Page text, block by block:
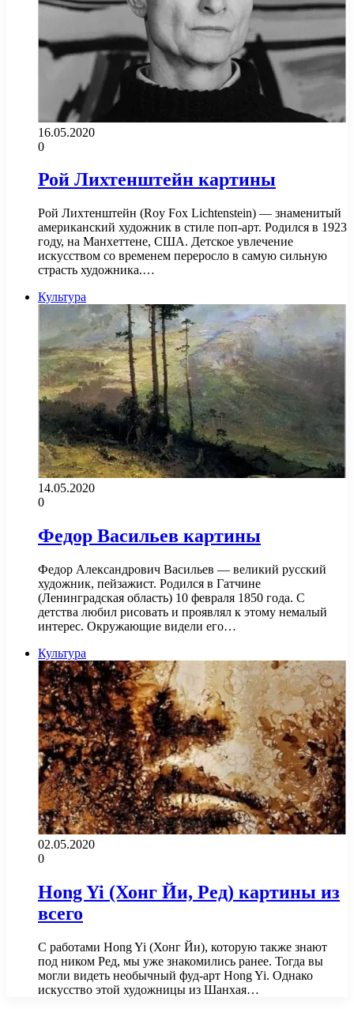
16.05.2020
0
Рой Лихтенштейн картины
Рой Лихтенштейн (Roy Fox Lichtenstein) — знаменитый
американский художник в стиле поп-арт. Родился в 1923
году, на Манхеттене, США. Детское увлечение
искусством со временем переросло в самую сильную
страсть художника.…
Культура
14.05.2020
0
Федор Васильев картины
Федор Александрович Васильев — великий русский
художник, пейзажист. Родился в Гатчине
(Ленинградская область) 10 февраля 1850 года. С
детства любил рисовать и проявлял к этому немалый
интерес. Окружающие видели его…
Культура
02.05.2020
0
Hong Yi (Хонг Йи, Ред) картины из
всего
С работами Hong Yi (Хонг Йи), которую также знают
под ником Ред, мы уже знакомились ранее. Тогда вы
могли видеть необычный фуд-арт Hong Yi. Однако
искусство этой художницы из Шанхая…